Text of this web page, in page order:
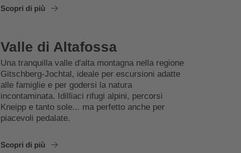
Scopri di più
Valle di Altafossa
Una tranquilla valle d'alta montagna nella regione
Gitschberg-Jochtal, ideale per escursioni adatte
alle famiglie e per godersi la natura
incontaminata. Idilliaci rifugi alpini, percorsi
Kneipp e tanto sole... ma perfetto anche per
piacevoli pedalate.
Scopri di più